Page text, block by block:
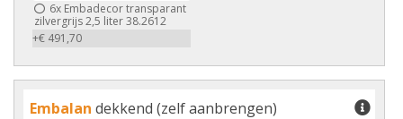
6x Embadecor transparant
zilvergrijs 2,5 liter 38.2612
+€ 491,70
Embalan dekkend (zelf aanbrengen)